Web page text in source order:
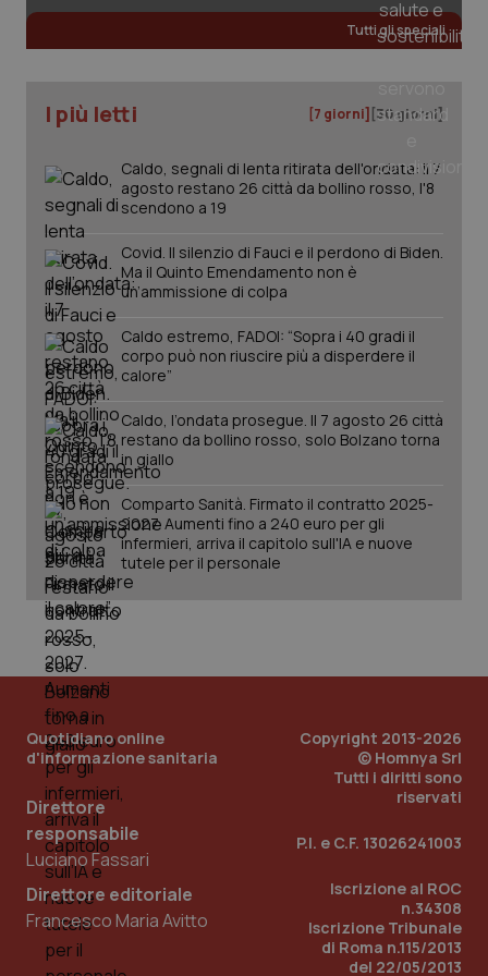
Tutti gli speciali
I più letti [7 giorni] [30 giorni]
Caldo, segnali di lenta ritirata dell'ondata: il 7
agosto restano 26 città da bollino rosso, l'8
scendono a 19
Covid. Il silenzio di Fauci e il perdono di Biden.
Ma il Quinto Emendamento non è
un’ammissione di colpa
Caldo estremo, FADOI: “Sopra i 40 gradi il
corpo può non riuscire più a disperdere il
calore”
Caldo, l’ondata prosegue. Il 7 agosto 26 città
restano da bollino rosso, solo Bolzano torna
in giallo
Comparto Sanità. Firmato il contratto 2025-
2027. Aumenti fino a 240 euro per gli
infermieri, arriva il capitolo sull'IA e nuove
tutele per il personale
Quotidiano online
d'informazione sanitaria
Direttore
responsabile
Luciano Fassari
Direttore editoriale
Francesco Maria Avitto
Copyright 2013-2026
© Homnya Srl
Tutti i diritti sono
riservati
P.I. e C.F. 13026241003
Iscrizione al ROC
n.34308
Iscrizione Tribunale
di Roma n.115/2013
del 22/05/2013
CookieScriptConsent
CookieScript
5
tracking-sites-ironfish-
tracking-enable
tracking-sites-ironfish-
session-id
www.quotidianosanita.it